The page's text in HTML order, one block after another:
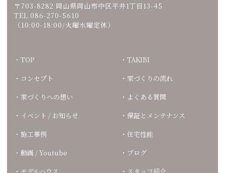
〒703-8282 岡山県岡山市中区平井1丁目13-45
TEL.086-270-5610
（10:00-18:00/火曜水曜定休）
TOP
コンセプト
家づくりへの想い
イベント / お知らせ
施工事例
動画 / Youtube
モデルハウス
TAKIBI
家づくりの流れ
よくある質問
保証とメンテナンス
住宅性能
ブログ
スタッフ紹介